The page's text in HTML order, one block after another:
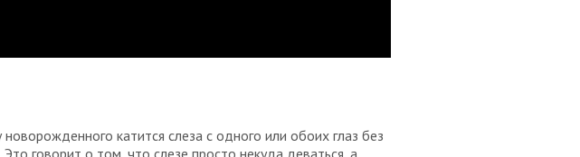
катится слеза с одного или обоих глаз без
говорит о том, что слезе просто некуда деваться, а